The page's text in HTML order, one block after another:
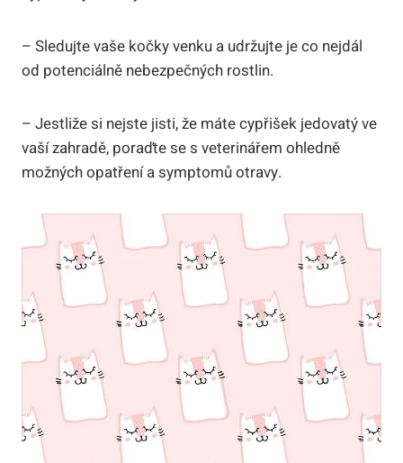
– Sledujte vaše kočky venku a udržujte je co nejdál
od potenciálně nebezpečných rostlin.
– Jestliže si nejste jisti, že máte cypřišek jedovatý ve
vaší zahradě, poraďte se s veterinářem ohledně
možných opatření a symptomů otravy.